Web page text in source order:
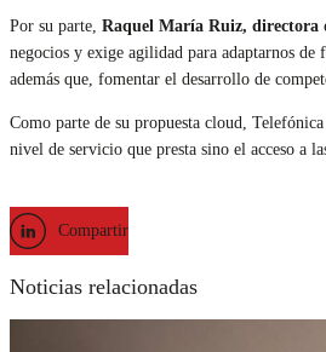
Por su parte, Raquel María Ruiz, directora
negocios y exige agilidad para adaptarnos
además que, fomentar el desarrollo de
Como parte de su propuesta cloud,
nivel de servicio que presta sino el acceso a
Compartir
Noticias relacionadas